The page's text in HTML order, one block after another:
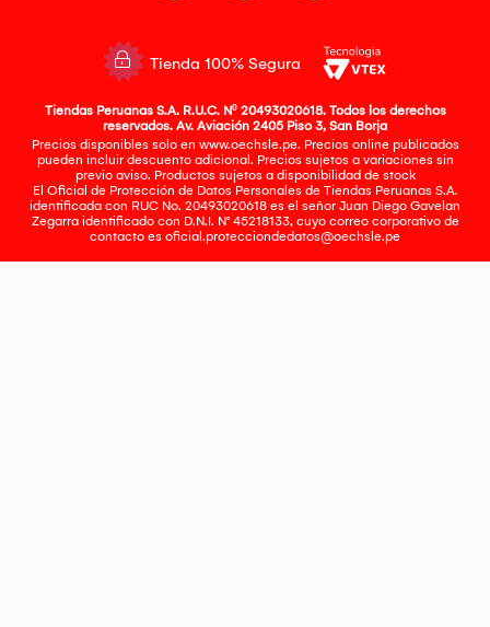
Tienda 100% Segura
Tiendas Peruanas S.A. R.U.C. Nº 20493020618. Todos los derechos
reservados. Av. Aviación 2405 Piso 3, San Borja
Precios disponibles solo en www.oechsle.pe. Precios online publicados
pueden incluir descuento adicional. Precios sujetos a variaciones sin
previo aviso. Productos sujetos a disponibilidad de stock
El Oficial de Protección de Datos Personales de Tiendas Peruanas S.A.
identificada con RUC No. 20493020618 es el señor Juan Diego Gavelan
Zegarra identificado con D.N.I. N° 45218133, cuyo correo corporativo de
contacto es oficial.protecciondedatos@oechsle.pe